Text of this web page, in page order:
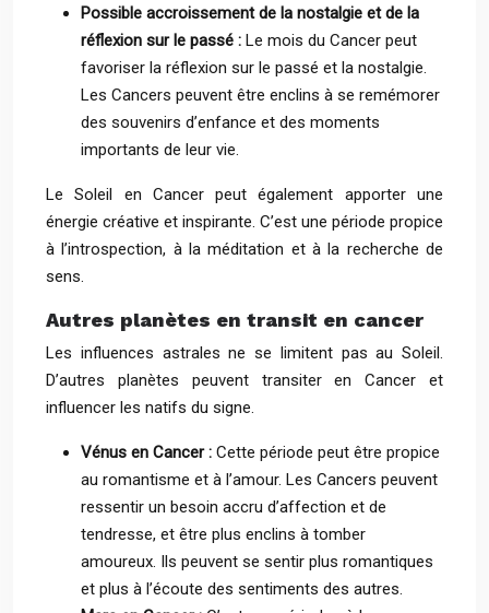
Possible accroissement de la nostalgie et de la
réflexion sur le passé : Le mois du Cancer peut
favoriser la réflexion sur le passé et la nostalgie.
Les Cancers peuvent être enclins à se remémorer
des souvenirs d’enfance et des moments
importants de leur vie.
Le Soleil en Cancer peut également apporter une
énergie créative et inspirante. C’est une période propice
à l’introspection, à la méditation et à la recherche de
sens.
Autres planètes en transit en cancer
Les influences astrales ne se limitent pas au Soleil.
D’autres planètes peuvent transiter en Cancer et
influencer les natifs du signe.
Vénus en Cancer : Cette période peut être propice
au romantisme et à l’amour. Les Cancers peuvent
ressentir un besoin accru d’affection et de
tendresse, et être plus enclins à tomber
amoureux. Ils peuvent se sentir plus romantiques
et plus à l’écoute des sentiments des autres.